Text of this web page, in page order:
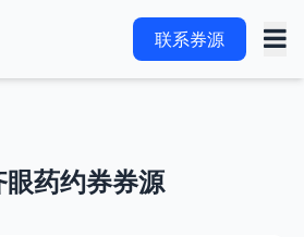
联系券源
眼药约券券源